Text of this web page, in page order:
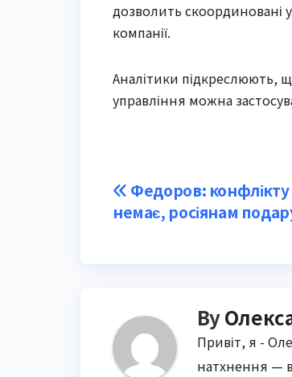
дозволить скоординовані
компанії.
Аналітики підкреслюють,
управління можна
Post
navigation
Федоров:
немає, росіянам
By
Привіт, я -
натхнення —